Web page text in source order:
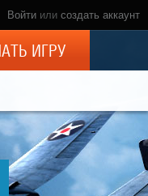
Войти или создать аккаунт
ИГРУ